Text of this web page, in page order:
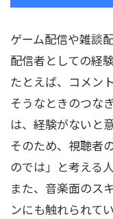
ゲーム配信や雑談
配信者としての経
たとえば、コメン
そうなときのつな
は、経験がないと
そのため、視聴者
のでは」と考える
また、音楽面のス
ンにも触れられて